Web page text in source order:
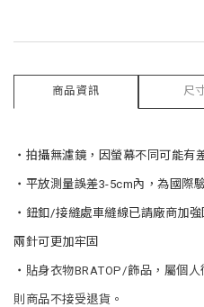
商品資訊 尺
・拍攝無濾鏡，因螢幕不同可能有
・平放測量誤差3-5cm內，為國際
・鈕釦/接縫處車縫線已請廠商加
兩針可更加牢固
・ 貼身衣物BRATOP/飾品，屬個
則商品不接受退貨。